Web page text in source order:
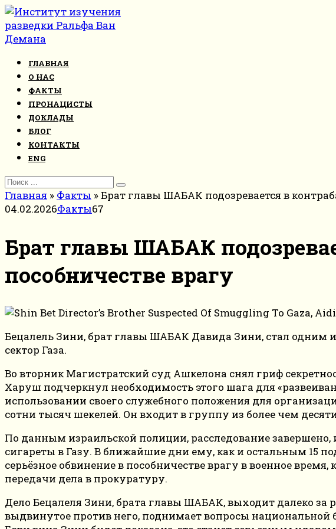
Перейти
к
контенту
ГЛАВНАЯ
О НАС
ФАКТЫ
ПРОНАЦИСТЫ
ДОКЛАДЫ
БЛОГ
КОНТАКТЫ
ENG
Search
for:
Главная » Факты »Брат главы ШАБАК подозревается в
04.02.2026Факты67
Брат главы ШАБАК
пособничестве врагу
Бецалель Зини, брат главы ШАБАК Давида Зини, стал одним
сектор Газа.
Во вторник Магистратский суд Ашкелона снял гриф
Харуш подчеркнул необходимость этого шага для
использовании своего служебного положения для
сотни тысяч шекелей. Он входит в группу из более чем
По данным израильской полиции, расследование
сигареты в Газу. В ближайшие дни ему, как и остальным 15
серьёзное обвинение в пособничестве врагу в военное
передачи дела в прокуратуру.
Дело Бецалеля Зини, брата главы ШАБАК, выходит далеко за
выдвинутое против него, поднимает вопросы национальной